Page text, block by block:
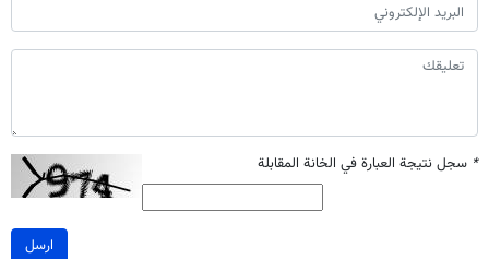
* سجل نتيجة العبارة في الخانة المقابلة
ارسل